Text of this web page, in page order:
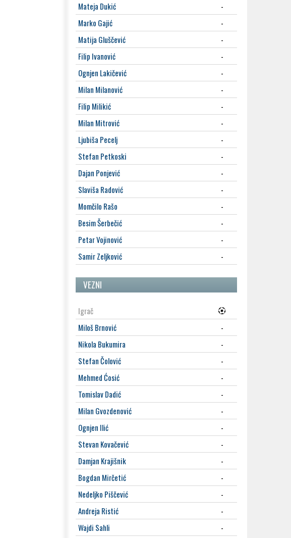
Mateja Dukić
-
Marko Gajić
-
Matija Gluščević
-
Filip Ivanović
-
Ognjen Lakičević
-
Milan Milanović
-
Filip Milikić
-
Milan Mitrović
-
Ljubiša Pecelj
-
Stefan Petkoski
-
Dajan Ponjević
-
Slaviša Radović
-
Momčilo Rašo
-
Besim Šerbečić
-
Petar Vojinović
-
Samir Zeljković
-
VEZNI
Igrač
Miloš Brnović
-
Nikola Bukumira
-
Stefan Čolović
-
Mehmed Ćosić
-
Tomislav Dadić
-
Milan Gvozdenović
-
Ognjen Ilić
-
Stevan Kovačević
-
Damjan Krajišnik
-
Bogdan Mirčetić
-
Nedeljko Piščević
-
Andreja Ristić
-
Wajdi Sahli
-